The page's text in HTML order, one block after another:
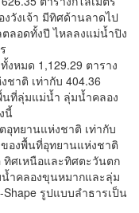
วังเจ้า มีทิศด้านลาดไป
ลอดทั้งปี ไหลลงแม่น้ำปิง
มด 1,129.29 ตาราง
าติ เท่ากับ 404.36
นที่ลุ่มแม่น้ำ ลุ่มน้ำคลอง
นี้
ยานแห่งชาติ เท่ากับ
ของพื้นที่อุทยานแห่งชาติ
ทิศเหนือและทิศตะวันตก
ำคลองขุนหมากและลุ่ม
รูปแบบลำธารเป็น